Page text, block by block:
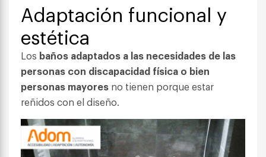
Adaptación funcional y
estética
Los baños adaptados a las necesidades de las
personas con discapacidad física o bien
personas mayores no tienen porque estar
reñidos con el diseño.